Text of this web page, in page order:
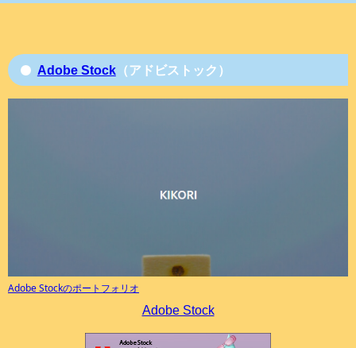
Adobe Stock（アドビストック）
Adobe Stockのポートフォリオ
Adobe Stock